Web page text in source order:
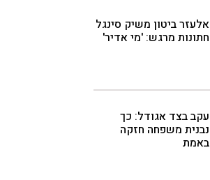
אלעזר ביטון משיק סינגל
חתונות מרגש: 'מי אדיר'
עקב בצד אגודל: כך
נבנית משפחה חזקה
באמת